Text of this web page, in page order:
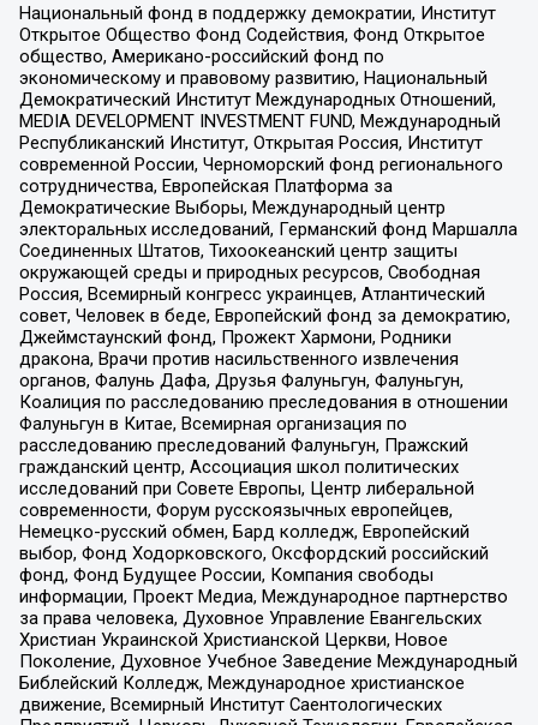
Национальный фонд в поддержку демократии, Институт
Открытое Общество Фонд Содействия, Фонд Открытое
общество, Американо-российский фонд по
экономическому и правовому развитию, Национальный
Демократический Институт Международных Отношений,
MEDIA DEVELOPMENT INVESTMENT FUND, Международный
Республиканский Институт, Открытая Россия, Институт
современной России, Черноморский фонд регионального
сотрудничества, Европейская Платформа за
Демократические Выборы, Международный центр
электоральных исследований, Германский фонд Маршалла
Соединенных Штатов, Тихоокеанский центр защиты
окружающей среды и природных ресурсов, Свободная
Россия, Всемирный конгресс украинцев, Атлантический
совет, Человек в беде, Европейский фонд за демократию,
Джеймстаунский фонд, Прожект Хармони, Родники
дракона, Врачи против насильственного извлечения
органов, Фалунь Дафа, Друзья Фалуньгун, Фалуньгун,
Коалиция по расследованию преследования в отношении
Фалуньгун в Китае, Всемирная организация по
расследованию преследований Фалуньгун, Пражский
гражданский центр, Ассоциация школ политических
исследований при Совете Европы, Центр либеральной
современности, Форум русскоязычных европейцев,
Немецко-русский обмен, Бард колледж, Европейский
выбор, Фонд Ходорковского, Оксфордский российский
фонд, Фонд Будущее России, Компания свободы
информации, Проект Медиа, Международное партнерство
за права человека, Духовное Управление Евангельских
Христиан Украинской Христианской Церкви, Новое
Поколение, Духовное Учебное Заведение Международный
Библейский Колледж, Международное христианское
движение, Всемирный Институт Саентологических